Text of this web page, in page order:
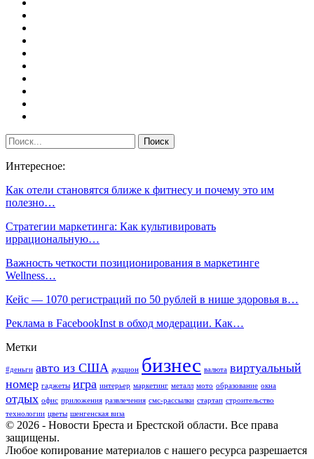
Интересное:
Как отели становятся ближе к фитнесу и почему это им
полезно…
Стратегии маркетинга: Как культивировать
иррациональную…
Важность четкости позиционирования в маркетинге
Wellness…
Кейс — 1070 регистраций по 50 рублей в нише здоровья в…
Реклама в FacebookInst в обход модерации. Как…
Метки
#деньги авто из США аукцион бизнес валюта виртуальный
номер гаджеты игра интерьер маркетинг металл мото образование окна
отдых офис приложения развлечения смс-рассылки стартап строительство
технологии цветы шенгенская виза
© 2026 - Новости Бреста и Брестской области. Все права
защищены.
Любое копирование материалов с нашего ресурса разрешается